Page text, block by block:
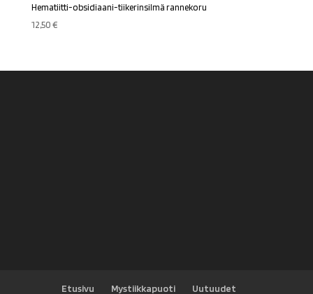
Hematiitti-obsidiaani-tiikerinsilmä rannekoru
12,50€
Etusivu Mystiikkapuoti Uutuudet